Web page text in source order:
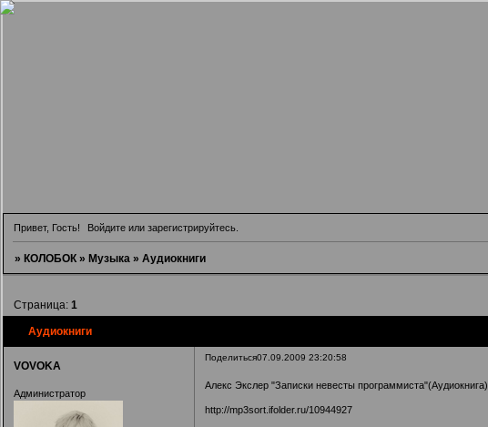
Привет, Гость! Войдите илизарегистрируйтесь
» КОЛОБОК » Музыка » Аудиокниги
Аудиокниги
Страница: 1
Поделиться07.09.2009 23:20:58
VOVOKA
Администратор
Алекс Экслер "Записки невесты программиста"(Аудиокнига)
http://mp3sort.ifolder.ru/10944927